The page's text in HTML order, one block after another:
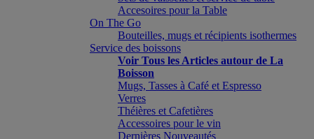
Accesoires pour la Table
On The Go
Bouteilles, mugs et récipients isothermes
Service des boissons
Voir Tous les Articles autour de La
Boisson
Mugs, Tasses à Café et Espresso
Verres
Théières et Cafetières
Accessoires pour le vin
Dernières Nouveautés